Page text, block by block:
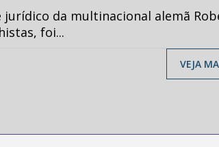
da multinacional alemã
foi...
VEJA